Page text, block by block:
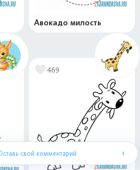
Авокадо милость
469
свой комментарий ›